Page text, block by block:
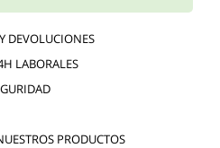
DEVOLUCIONES
LABORALES
PRODUCTOS